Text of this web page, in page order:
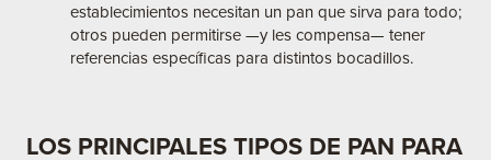
establecimientos necesitan un pan que sirva para todo;
otros pueden permitirse —y les compensa— tener
referencias específicas para distintos bocadillos.
LOS PRINCIPALES TIPOS DE PAN PARA